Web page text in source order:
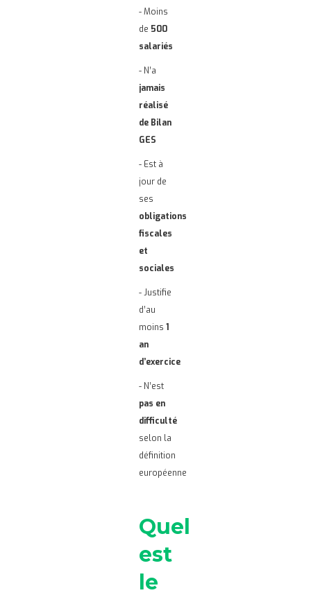
- Moins
de 500
salariés
- N’a
jamais
réalisé
de Bilan
GES
- Est à
jour de
ses
obligations
fiscales
et
sociales
- Justifie
d’au
moins 1
an
d’exercice
- N’est
pas en
difficulté
selon la
définition
européenne
Quel
est
le